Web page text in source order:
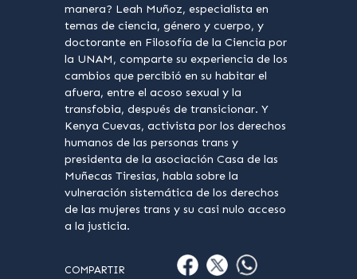
manera? Leah Muñoz, especialista en
temas de ciencia, género y cuerpo, y
doctorante en Filosofía de la Ciencia por
la UNAM, comparte su experiencia de los
cambios que percibió en su habitar el
afuera, entre el acoso sexual y la
transfobia, después de transicionar. Y
Kenya Cuevas, activista por los derechos
humanos de las personas trans y
presidenta de la asociación Casa de las
Muñecas Tiresias, habla sobre la
vulneración sistemática de los derechos
de las mujeres trans y su casi nulo acceso
a la justicia.
COMPARTIR